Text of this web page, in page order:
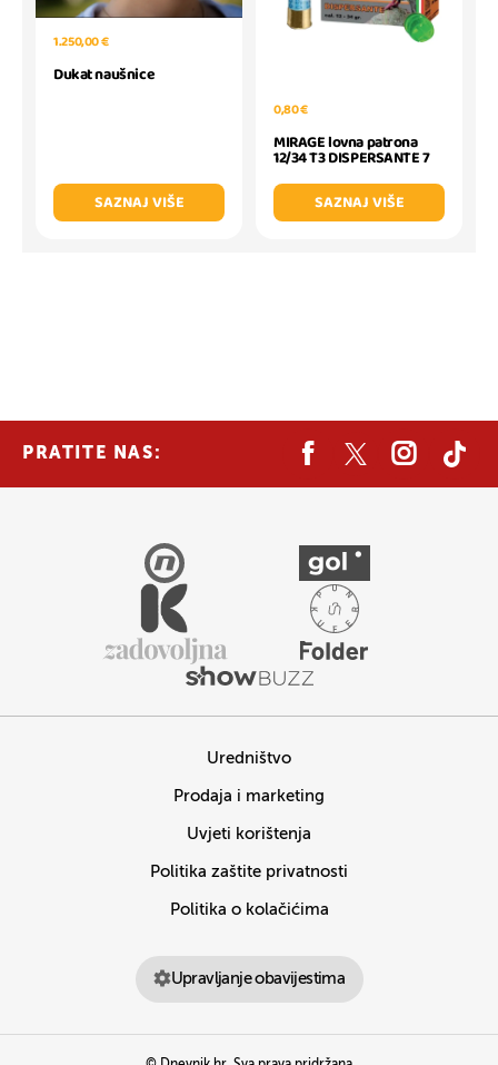
1.250,00 €
Dukat naušnice
SAZNAJ VIŠE
0,80 €
MIRAGE lovna patrona
12/34 T3 DISPERSANTE 7
SAZNAJ VIŠE
PRATITE NAS:
Uredništvo
Prodaja i marketing
Uvjeti korištenja
Politika zaštite privatnosti
Politika o kolačićima
Upravljanje obavijestima